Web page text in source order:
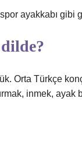
ayakkabı gibi
Orta Türkçe
inmek, ayak